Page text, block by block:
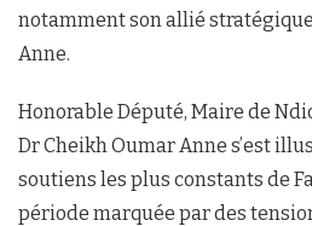
notamment son allié
Anne.
Honorable Député, Maire de
Dr Cheikh Oumar Anne s’est
soutiens les plus constants de
période marquée par des